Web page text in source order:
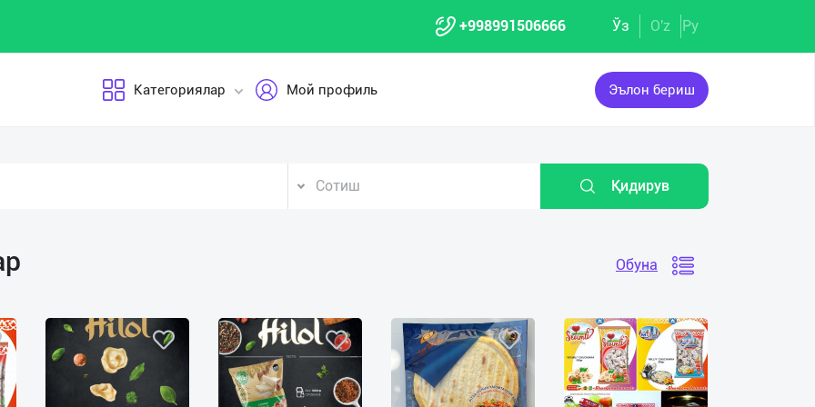
+998991506666 Ўз O'z Ру
Эълон бериш
Категориялар Мой профиль
Сотиш Қидирув
Обуна